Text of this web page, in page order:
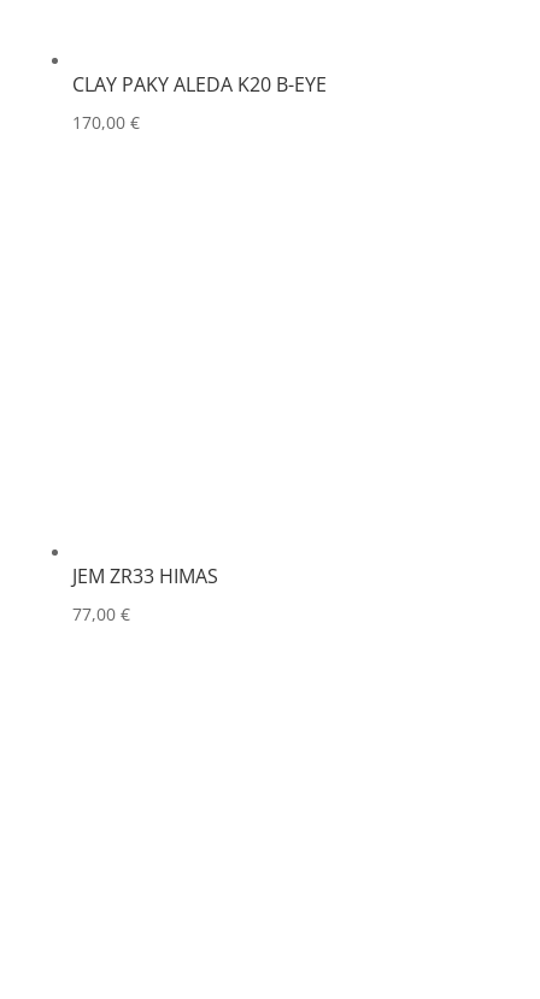
CLAY PAKY ALEDA K20 B-EYE
170,00 €
JEM ZR33 HIMAS
77,00 €